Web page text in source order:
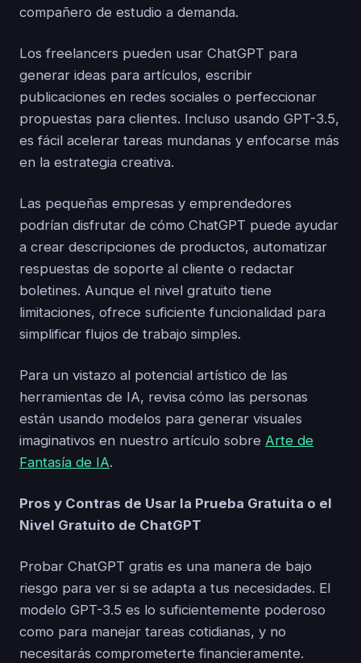
compañero de estudio a demanda.
Los freelancers pueden usar ChatGPT para
generar ideas para artículos, escribir
publicaciones en redes sociales o perfeccionar
propuestas para clientes. Incluso usando GPT-3.5,
es fácil acelerar tareas mundanas y enfocarse más
en la estrategia creativa.
Las pequeñas empresas y emprendedores
podrían disfrutar de cómo ChatGPT puede ayudar
a crear descripciones de productos, automatizar
respuestas de soporte al cliente o redactar
boletines. Aunque el nivel gratuito tiene
limitaciones, ofrece suficiente funcionalidad para
simplificar flujos de trabajo simples.
Para un vistazo al potencial artístico de las
herramientas de IA, revisa cómo las personas
están usando modelos para generar visuales
imaginativos en nuestro artículo sobre Arte de
Fantasía de IA.
Pros y Contras de Usar la Prueba Gratuita o el
Nivel Gratuito de ChatGPT
Probar ChatGPT gratis es una manera de bajo
riesgo para ver si se adapta a tus necesidades. El
modelo GPT-3.5 es lo suficientemente poderoso
como para manejar tareas cotidianas, y no
necesitarás comprometerte financieramente.